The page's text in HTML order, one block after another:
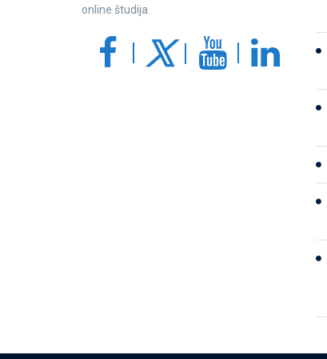
online študija.